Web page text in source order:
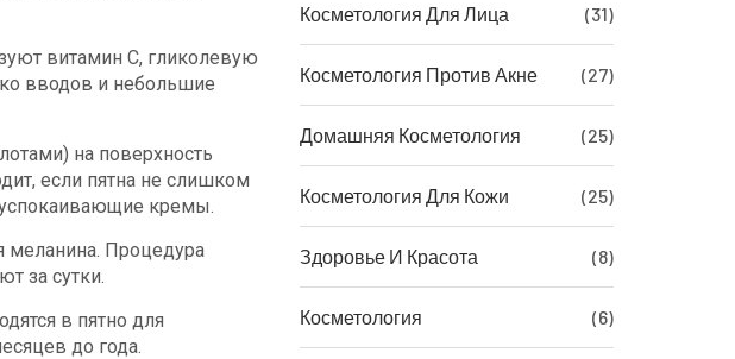
витамин C, гликолевую
вводов и небольшие
на поверхность
если пятна не слишком
успокаивающие кремы.
меланина. Процедура
за сутки.
в пятно для
до года.
Косметология Для Лица (31)
Косметология Против Акне (27)
Домашняя Косметология (25)
Косметология Для Кожи (25)
Здоровье И Красота (8)
Косметология (6)